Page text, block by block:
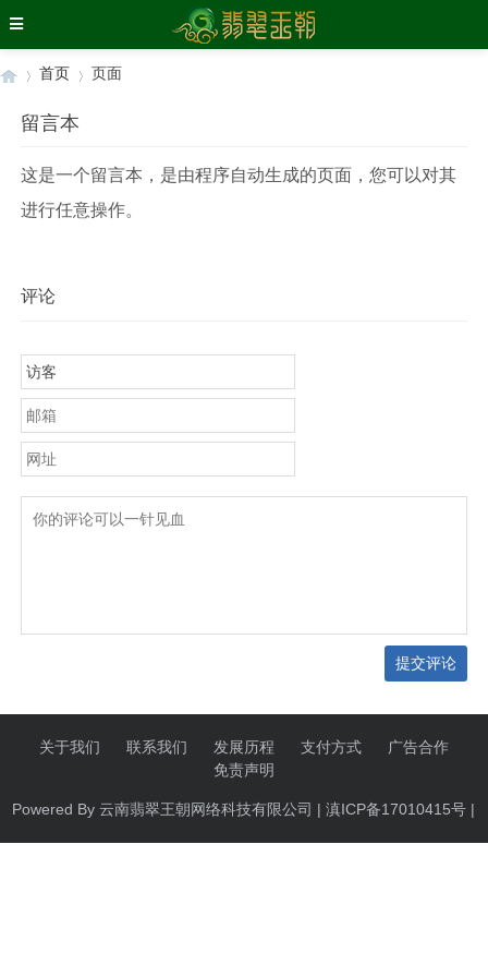
›
首页 页面
留言本
这是一个留言本，是由程序自动生成的页面，您可以对其
进行任意操作。
评论
提交评论
关于我们 联系我们 发展历程 支付方式
广告合作
免责声明
Powered By 云南翡翠王朝网络科技有限公司 | 滇ICP备17010415号 |